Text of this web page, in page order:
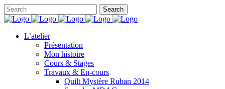
L’atelier
Présentation
Mon histoire
Cours & Stages
Travaux & En-cours
Quilt Mystère Ruban 2014